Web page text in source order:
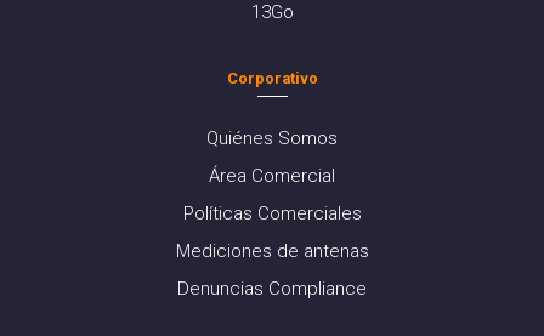
13Go
Corporativo
Quiénes Somos
Área Comercial
Políticas Comerciales
Mediciones de antenas
Denuncias Compliance